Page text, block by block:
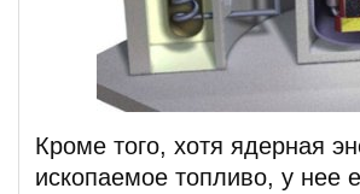
Кроме того, хотя ядерная
ископаемое топливо, у нее